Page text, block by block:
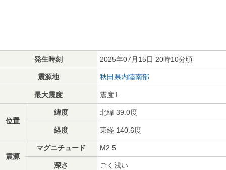
発生時刻 2025年07月15日 20時10分頃
震源地 秋田県内陸南部
最大震度 震度1
位置
緯度 北緯 39.0度
経度 東経 140.6度
震源
マグニチュード M2.5
深さ ごく浅い